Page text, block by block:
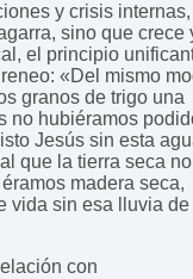
y crisis
sino que crece
el principio
«Del mismo
granos de trigo una
no hubiéramos
Jesús sin esta
que la tierra seca
madera seca,
vida sin esa lluvia de
con